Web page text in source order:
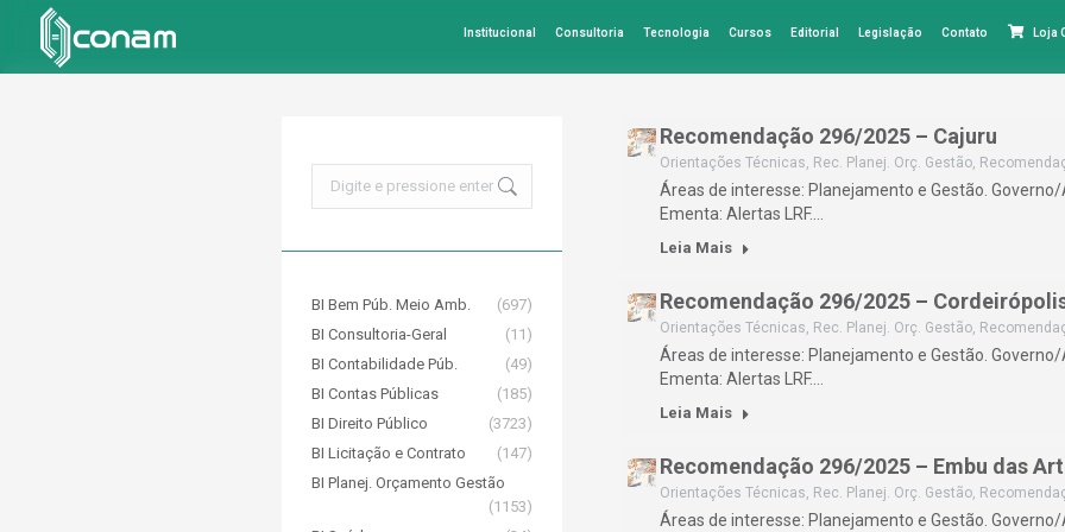
Institucional Consultoria Tecnologia Cursos Editorial Legislação Contato Loja
Recomendação 296/2025 – Cajuru
Orientações Técnicas, Rec. Planej. Orç. Gestão,
Áreas de interesse: Planejamento e Gestão.
Ementa: Alertas LRF.…
Leia Mais
Recomendação 296/2025 –
Orientações Técnicas, Rec. Planej. Orç. Gestão,
Áreas de interesse: Planejamento e Gestão.
Ementa: Alertas LRF.…
Leia Mais
Recomendação 296/2025 – Embu das
Orientações Técnicas, Rec. Planej. Orç. Gestão,
Áreas de interesse: Planejamento e Gestão.
BI Bem Púb. Meio Amb.
(697)
BI Consultoria-Geral
(11)
BI Contabilidade Púb.
(49)
BI Contas Públicas
(185)
BI Direito Público
(3723)
BI Licitação e Contrato
(147)
BI Planej. Orçamento Gestão
(1153)